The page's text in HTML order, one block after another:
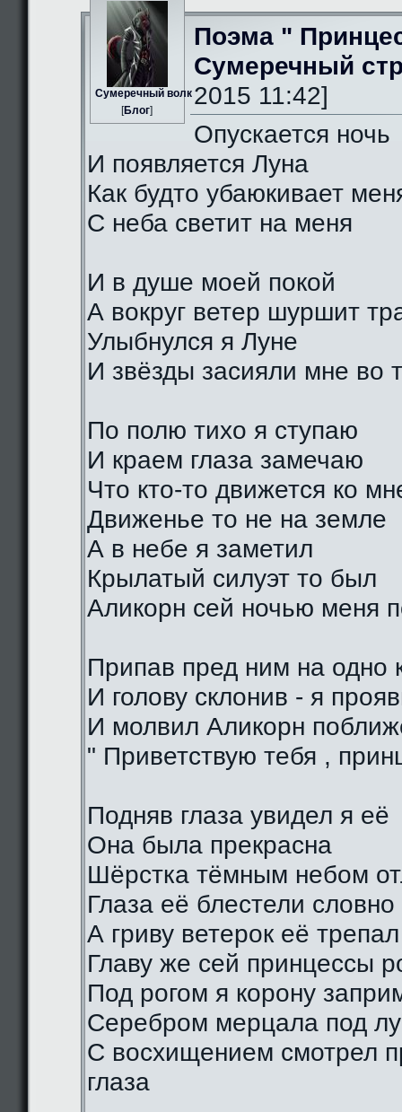
Сумеречный волк
[Блог]
Поэма "
Сумеречный
2015 11:42]
Опускается ночь
И появляется Луна
Как будто убаюкивает
С неба светит на меня
И в душе моей покой
А вокруг ветер шуршит
Улыбнулся я Луне
И звёзды засияли мне во
По полю тихо я ступаю
И краем глаза замечаю
Что кто-то движется ко
Движенье то не на земле
А в небе я заметил
Крылатый силуэт то был
Аликорн сей ночью меня
Припав пред ним на одно
И голову склонив - я
И молвил Аликорн
" Приветствую тебя ,
Подняв глаза увидел я её
Она была прекрасна
Шёрстка тёмным небом
Глаза её блестели
А гриву ветерок её трепал
Главу же сей принцессы
Под рогом я корону
Серебром мерцала под
С восхищением смотрел
глаза